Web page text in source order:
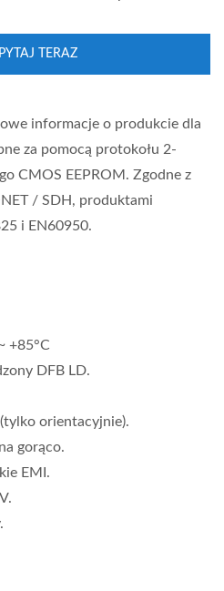
TERAZ
informacje o produkcie dla
za pomocą protokołu 2-
CMOS EEPROM. Zgodne z
/ SDH, produktami
i EN60950.
+85°C
DFB LD.
(tylko orientacyjnie).
gorąco.
EMI.